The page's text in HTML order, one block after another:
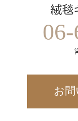
絨毯
お